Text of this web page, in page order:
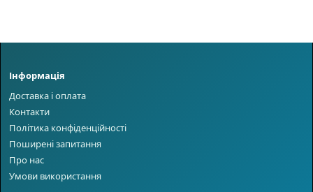
Інформація
Доставка і оплата
Контакти
Політика конфіденційності
Поширені запитання
Про нас
Умови використання